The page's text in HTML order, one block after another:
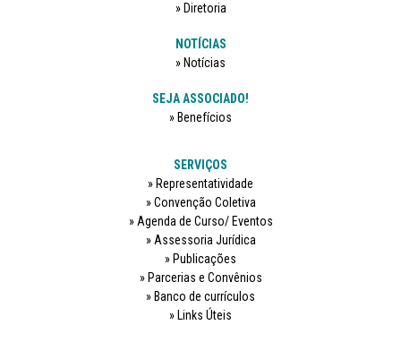
Diretoria
NOTÍCIAS
Notícias
SEJA ASSOCIADO!
Benefícios
SERVIÇOS
Representatividade
Convenção Coletiva
Agenda de Curso/ Eventos
Assessoria Jurídica
Publicações
Parcerias e Convênios
Banco de currículos
Links Úteis